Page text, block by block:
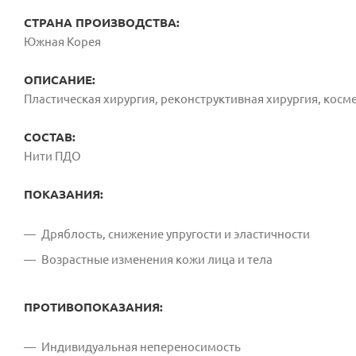
СТРАНА ПРОИЗВОДСТВА:
Южная Корея
ОПИСАНИЕ:
Пластическая хирургия, реконструктивная хирургия,
СОСТАВ:
Нити ПДО
ПОКАЗАНИЯ:
Дряблость, снижение упругости и эластичности
Возрастные изменения кожи лица и тела
ПРОТИВОПОКАЗАНИЯ:
Индивидуальная непереносимость